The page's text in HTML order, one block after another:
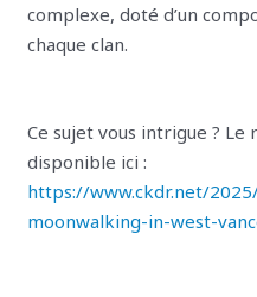
complexe, doté d’un
chaque clan.
Ce sujet vous intrigue ?
disponible ici :
https://www.ckdr.net/
moonwalking-in-west-